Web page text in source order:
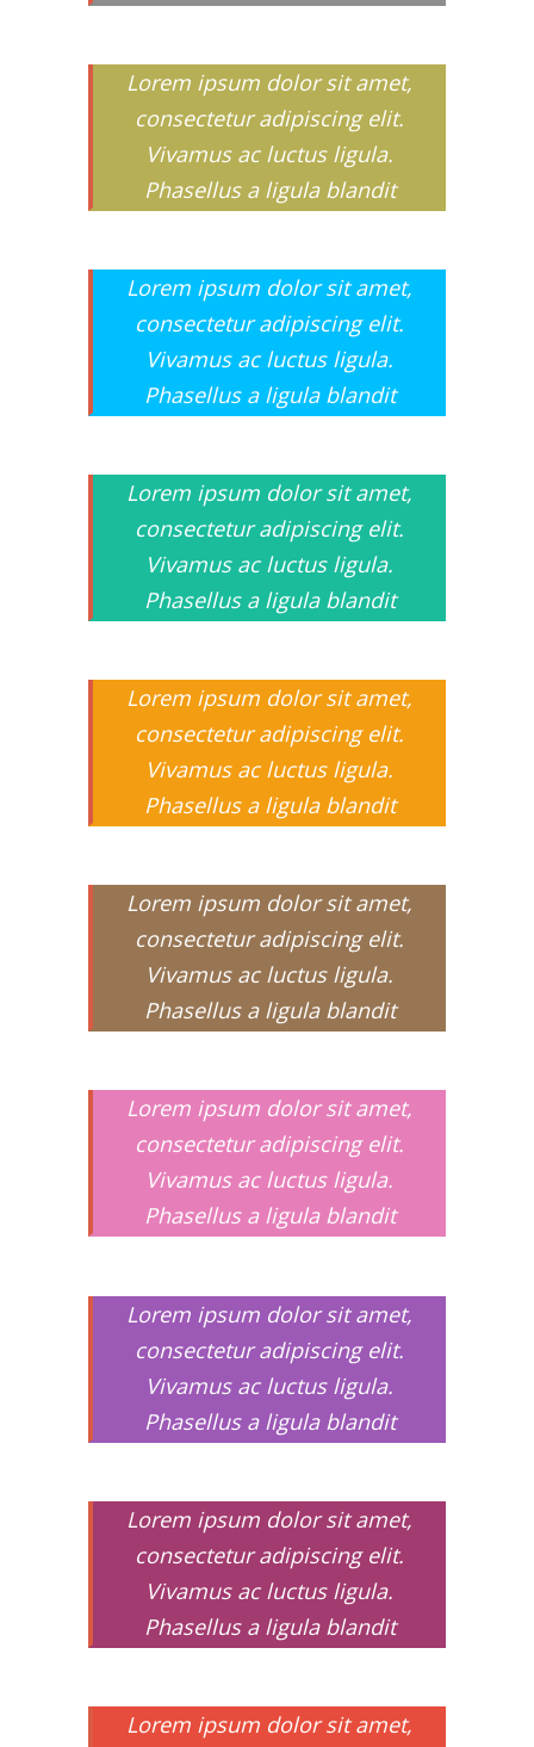
Lorem ipsum dolor sit amet,
consectetur adipiscing elit.
Vivamus ac luctus ligula.
Phasellus a ligula blandit
Lorem ipsum dolor sit amet,
consectetur adipiscing elit.
Vivamus ac luctus ligula.
Phasellus a ligula blandit
Lorem ipsum dolor sit amet,
consectetur adipiscing elit.
Vivamus ac luctus ligula.
Phasellus a ligula blandit
Lorem ipsum dolor sit amet,
consectetur adipiscing elit.
Vivamus ac luctus ligula.
Phasellus a ligula blandit
Lorem ipsum dolor sit amet,
consectetur adipiscing elit.
Vivamus ac luctus ligula.
Phasellus a ligula blandit
Lorem ipsum dolor sit amet,
consectetur adipiscing elit.
Vivamus ac luctus ligula.
Phasellus a ligula blandit
Lorem ipsum dolor sit amet,
consectetur adipiscing elit.
Vivamus ac luctus ligula.
Phasellus a ligula blandit
Lorem ipsum dolor sit amet,
consectetur adipiscing elit.
Vivamus ac luctus ligula.
Phasellus a ligula blandit
Lorem ipsum dolor sit amet,